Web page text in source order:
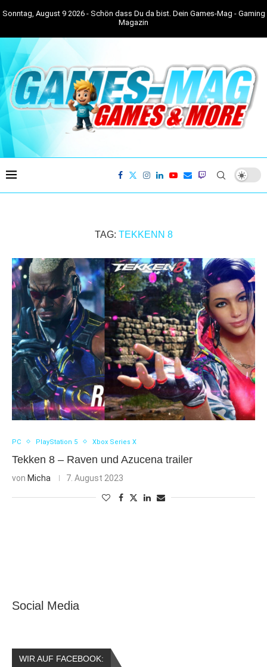
Sonntag, August 9 2026 - Schön dass Du da bist. Dein Games-Mag - Gaming
Magazin
TAG: TEKKENN 8
PC PlayStation 5 Xbox Series X
Tekken 8 – Raven und Azucena trailer
von Micha 7. August 2023
Social Media
WIR AUF FACEBOOK: